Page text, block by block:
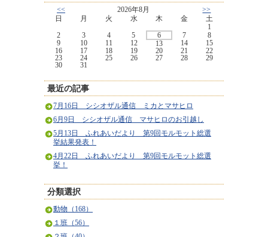
<< 2026年8月
>>
日
月 火 水 木 金
土
1
2
3 4 5 6 7
8
9
10 11 12 13 14
15
16
17 18 19 20 21
22
23
24 25 26 27 28
29
30
31
最近の記事
7月16日 シシオザル通信 ミカとマサヒロ
6月9日 シシオザル通信 マサヒロのお引越し
5月13日 ふれあいだより 第9回モルモット総選
挙結果発表！
4月22日 ふれあいだより 第9回モルモット総選
挙！
分類選択
動物（168）
１班（56）